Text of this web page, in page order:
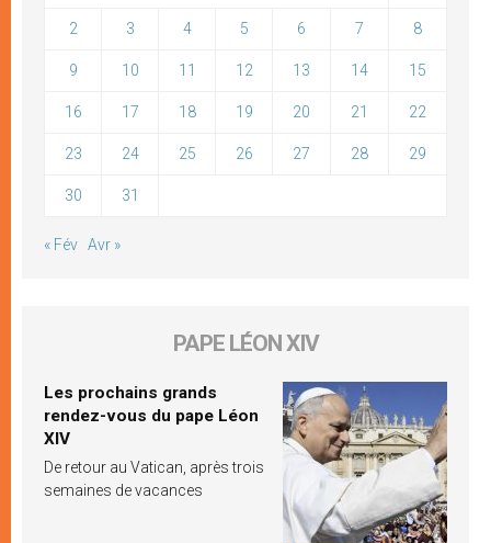
2 3 4 5 6 7 8
9 10 11 12 13 14 15
16 17 18 19 20 21 22
23 24 25 26 27 28 29
30 31
« Fév Avr »
PAPE LÉON XIV
Les prochains grands
rendez-vous du pape Léon
XIV
De retour au Vatican, après trois
semaines de vacances